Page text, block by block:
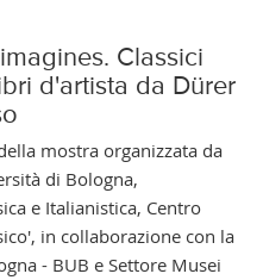
Classici
d'artista da Dürer
mostra organizzata da
di Bologna,
e Italianistica, Centro
in collaborazione con la
- BUB e Settore Musei